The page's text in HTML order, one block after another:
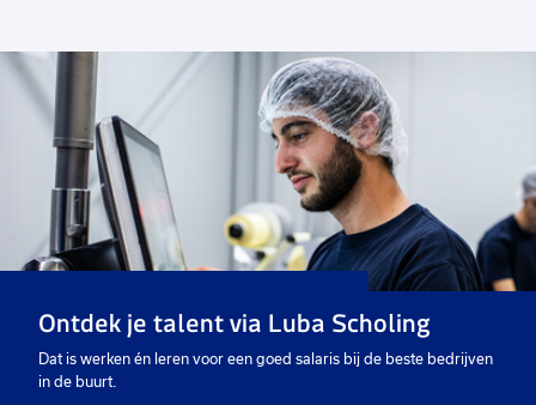
Ontdek je talent via Luba Scholing
Dat is werken én leren voor een goed salaris bij de beste bedrijven
in de buurt.